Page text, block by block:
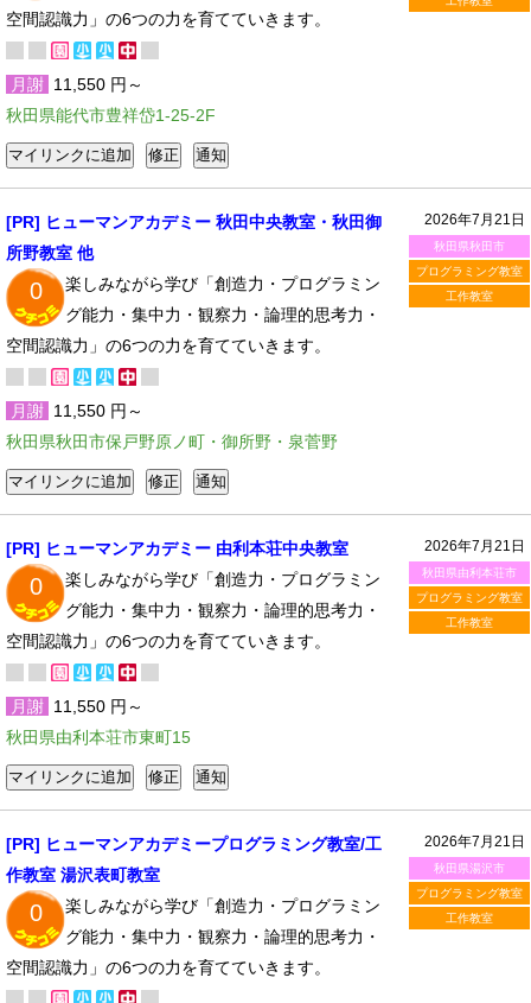
空間認識力」の6つの力を育てていきます。
月謝 11,550 円～
秋田県能代市豊祥岱1-25-2F
2026年7月21日
秋田県秋田市
プログラミング教室
工作教室
[PR] ヒューマンアカデミー 秋田中央教室・秋田御
所野教室 他
0
楽しみながら学び「創造力・プログラミン
グ能力・集中力・観察力・論理的思考力・
空間認識力」の6つの力を育てていきます。
月謝 11,550 円～
秋田県秋田市保戸野原ノ町・御所野・泉菅野
2026年7月21日
秋田県由利本荘市
プログラミング教室
工作教室
[PR] ヒューマンアカデミー 由利本荘中央教室
0
楽しみながら学び「創造力・プログラミン
グ能力・集中力・観察力・論理的思考力・
空間認識力」の6つの力を育てていきます。
月謝 11,550 円～
秋田県由利本荘市東町15
2026年7月21日
秋田県湯沢市
プログラミング教室
工作教室
[PR] ヒューマンアカデミープログラミング教室/工
作教室 湯沢表町教室
0
楽しみながら学び「創造力・プログラミン
グ能力・集中力・観察力・論理的思考力・
空間認識力」の6つの力を育てていきます。